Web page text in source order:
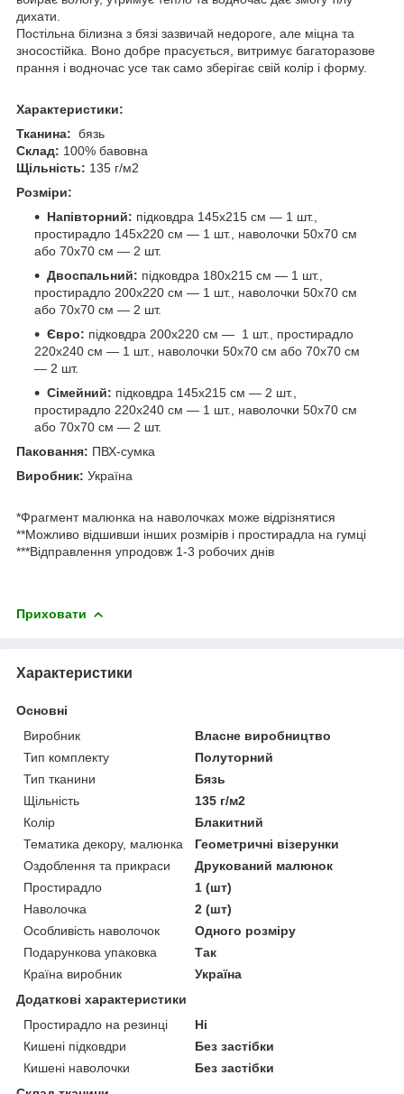
дихати.
Постільна білизна з бязі зазвичай недороге, але міцна та
зносостійка. Воно добре прасується, витримує багаторазове
прання і водночас усе так само зберігає свій колір і форму.
Характеристики:
Тканина: бязь
Склад: 100% бавовна
Щільність: 135 г/м2
Розміри:
Напівторний: підковдра 145х215 см — 1 шт.,
простирадло 145х220 см — 1 шт., наволочки 50х70 см
або 70х70 см — 2 шт.
Двоспальний: підковдра 180х215 см — 1 шт.,
простирадло 200х220 см — 1 шт., наволочки 50х70 см
або 70х70 см — 2 шт.
Євро: підковдра 200х220 см — 1 шт., простирадло
220х240 см — 1 шт., наволочки 50х70 см або 70х70 см
— 2 шт.
Сімейний: підковдра 145х215 см — 2 шт.,
простирадло 220х240 см — 1 шт., наволочки 50х70 см
або 70х70 см — 2 шт.
Паковання: ПВХ-сумка
Виробник: Україна
*Фрагмент малюнка на наволочках може відрізнятися
**Можливо відшивши інших розмірів і простирадла на гумці
***Відправлення упродовж 1-3 робочих днів
Приховати
Характеристики
Основні
Виробник
Власне виробництво
Тип комплекту
Полуторний
Тип тканини
Бязь
Щільність
135 г/м2
Колір
Блакитний
Тематика декору, малюнка
Геометричні візерунки
Оздоблення та прикраси
Друкований малюнок
Простирадло
1 (шт)
Наволочка
2 (шт)
Особливість наволочок
Одного розміру
Подарункова упаковка
Так
Країна виробник
Україна
Додаткові характеристики
Простирадло на резинці
Ні
Кишені підковдри
Без застібки
Кишені наволочки
Без застібки